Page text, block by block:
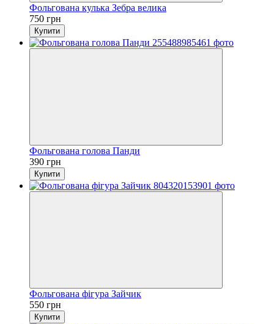
Фольгована кулька Зебра велика
750 грн
Купити
Фольгована голова Панди
390 грн
Купити
Фольгована фігура Зайчик
550 грн
Купити